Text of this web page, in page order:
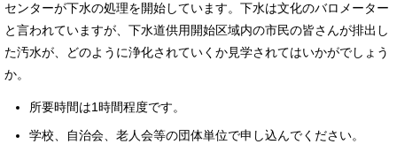
センターが下水の処理を開始しています。下水は文化のバロメーター
と言われていますが、下水道供用開始区域内の市民の皆さんが排出し
た汚水が、どのように浄化されていくか見学されてはいかがでしょう
か。
所要時間は1時間程度です。
学校、自治会、老人会等の団体単位で申し込んでください。